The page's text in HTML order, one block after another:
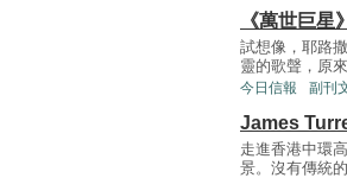
《萬世巨星
試想像，耶路
靈的歌聲，原
今日信報 副刊
James
走進香港中環
景。沒有傳統